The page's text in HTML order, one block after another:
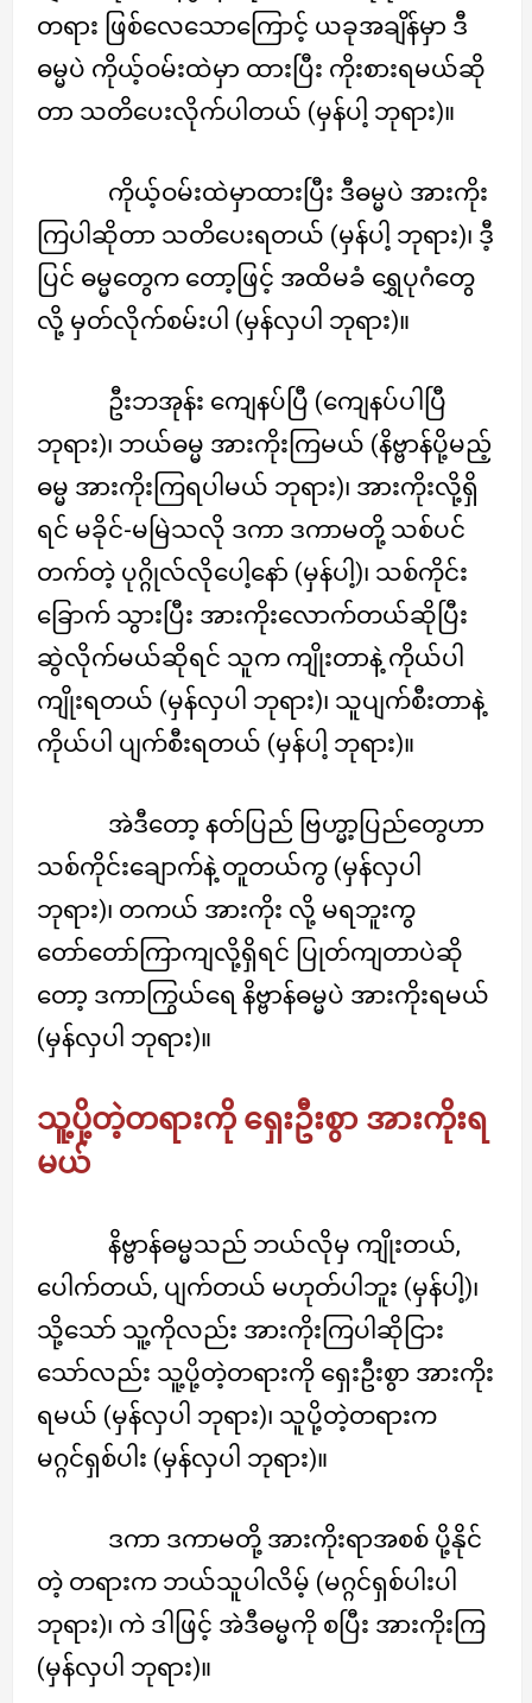
တရား ဖြစ်လေသောကြောင့် ယခုအချိန်မှာ ဒီ
ဓမ္မပဲ ကိုယ့်ဝမ်းထဲမှာ ထားပြီး ကိုးစားရမယ်ဆို
တာ သတိပေးလိုက်ပါတယ် (မှန်ပါ့ ဘုရား)။
ကိုယ့်ဝမ်းထဲမှာထားပြီး ဒီဓမ္မပဲ အားကိုး
ကြပါဆိုတာ သတိပေးရတယ် (မှန်ပါ့ ဘုရား)၊ ဒီ့
ပြင် ဓမ္မတွေက တော့ဖြင့် အထိမခံ ရွှေပုဂံတွေ
လို့ မှတ်လိုက်စမ်းပါ (မှန်လှပါ ဘုရား)။
ဦးဘအုန်း ကျေနပ်ပြီ (ကျေနပ်ပါပြီ
ဘုရား)၊ ဘယ်ဓမ္မ အားကိုးကြမယ် (နိဗ္ဗာန်ပို့မည့်
ဓမ္မ အားကိုးကြရပါမယ် ဘုရား)၊ အားကိုးလို့ရှိ
ရင် မခိုင်-မမြဲသလို ဒကာ ဒကာမတို့ သစ်ပင်
တက်တဲ့ ပုဂ္ဂိုလ်လိုပေါ့နော် (မှန်ပါ့)၊ သစ်ကိုင်း
ခြောက် သွားပြီး အားကိုးလောက်တယ်ဆိုပြီး
ဆွဲလိုက်မယ်ဆိုရင် သူက ကျိုးတာနဲ့ ကိုယ်ပါ
ကျိုးရတယ် (မှန်လှပါ ဘုရား)၊ သူပျက်စီးတာနဲ့
ကိုယ်ပါ ပျက်စီးရတယ် (မှန်ပါ့ ဘုရား)။
အဲဒီတော့ နတ်ပြည် ဗြဟ္မာ့ပြည်တွေဟာ
သစ်ကိုင်းချောက်နဲ့ တူတယ်ကွ (မှန်လှပါ
ဘုရား)၊ တကယ် အားကိုး လို့ မရဘူးကွ
တော်တော်ကြာကျလို့ရှိရင် ပြုတ်ကျတာပဲဆို
တော့ ဒကာကြွယ်ရေ နိဗ္ဗာန်ဓမ္မပဲ အားကိုးရမယ်
(မှန်လှပါ ဘုရား)။
သူ့ပို့တဲ့တရားကို ရှေးဦးစွာ အားကိုးရ
မယ်
နိဗ္ဗာန်ဓမ္မသည် ဘယ်လိုမှ ကျိုးတယ်,
ပေါက်တယ်, ပျက်တယ် မဟုတ်ပါဘူး (မှန်ပါ့)၊
သို့သော် သူ့ကိုလည်း အားကိုးကြပါဆိုငြား
သော်လည်း သူ့ပို့တဲ့တရားကို ရှေးဦးစွာ အားကိုး
ရမယ် (မှန်လှပါ ဘုရား)၊ သူပို့တဲ့တရားက
မဂ္ဂင်ရှစ်ပါး (မှန်လှပါ ဘုရား)။
ဒကာ ဒကာမတို့ အားကိုးရာအစစ် ပို့နိုင်
တဲ့ တရားက ဘယ်သူပါလိမ့် (မဂ္ဂင်ရှစ်ပါးပါ
ဘုရား)၊ ကဲ ဒါဖြင့် အဲဒီဓမ္မကို စပြီး အားကိုးကြ
(မှန်လှပါ ဘုရား)။